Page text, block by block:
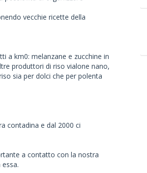
vecchie ricette della
a km0: melanzane e zucchine in
produttori di riso vialone nano,
sia per dolci che per polenta
contadina e dal 2000 ci
a contatto con la nostra